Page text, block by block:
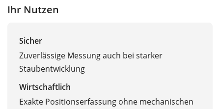
Ihr Nutzen
Sicher
Zuverlässige Messung auch bei starker
Staubentwicklung
Wirtschaftlich
Exakte Positionserfassung ohne mechanischen